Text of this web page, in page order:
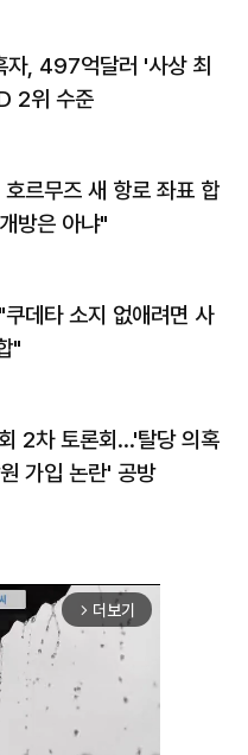
자, 497억달러 '사상 최
2위 수준
호르무즈 새 항로 좌표 합
방은 아냐"
데타 소지 없애려면 사
"
2차 토론회…'탈당 의혹
가입 논란' 공방
arrow_forward_ios 더보기